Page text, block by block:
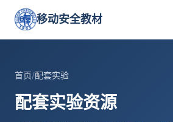
移动安全教材
首页/配套实验
配套实验资源